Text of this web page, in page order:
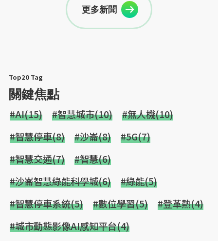
更多新聞
Top20 Tag
關鍵焦點
#AI(15) #智慧城市(10)
#無人機(10)
#智慧停車(8)
#沙崙(8)
#5G(7)
#智慧交通(7)
#智慧(6)
#沙崙智慧綠能科學城(6)
#綠能(5)
#智慧停車系統(5)
#數位學習(5)
#登革熱(4)
#城市動態影像AI感知平台(4)